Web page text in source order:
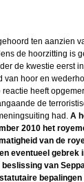
ten aanzien
de hoorzitting is
de kwestie eerst
hoor en
heeft
de
had. A
2010 het
van de
eventueel gebrek
van